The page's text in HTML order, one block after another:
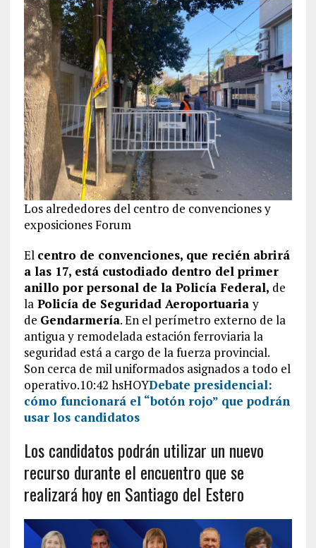
Los alrededores del centro de convenciones y
exposiciones Forum
El centro de convenciones, que recién abrirá
a las 17, está custodiado dentro del primer
anillo por personal de la Policía Federal, de
laPolicía de Seguridad Aeroportuariay
de Gendarmería. En el perímetro externo de la
antigua y remodelada estación ferroviaria la
seguridad está a cargo de la fuerza provincial.
Son cerca de mil uniformados asignados a todo el
operativo.10:42 hsHOYDebate presidencial:
cómo funcionará el “botón rojo” que podrán
usar los candidatos
Los candidatos podrán utilizar un nuevo
recurso durante el encuentro que se
realizará hoy en Santiago del Estero